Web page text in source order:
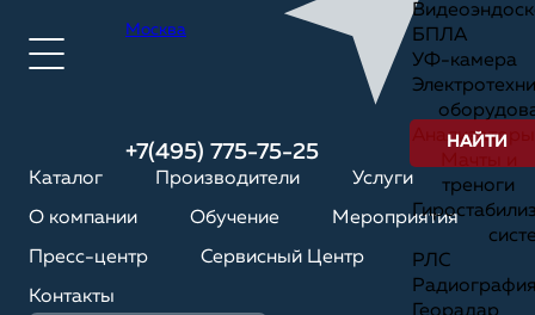
Москва
+7(495) 775-75-25
Каталог Производители Услуги
О компании Обучение Мероприятия
Пресс-центр Сервисный Центр
Контакты
БПЛА
УФ-камера
Анализаторы
треноги
РЛС
НАЙТИ